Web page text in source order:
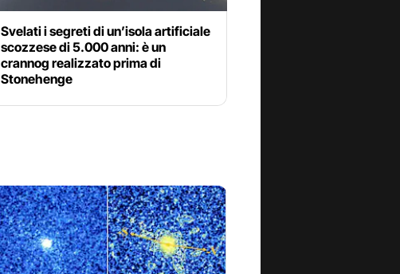
Svelati i segreti di un’isola artificiale
scozzese di 5.000 anni: è un
crannog realizzato prima di
Stonehenge